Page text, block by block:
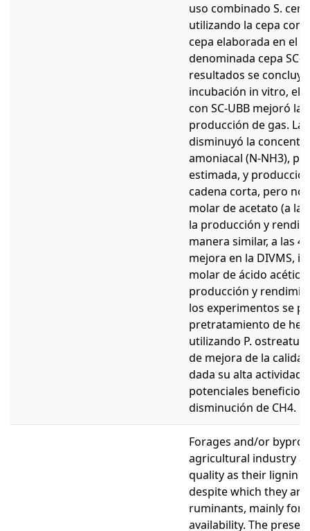
uso combinado S.
utilizando la cepa
cepa elaborada en el
denominada cepa SC-
resultados se
incubación in vitro, el
con SC-UBB mejoró la
producción de gas. La
disminuyó la
amoniacal (N-NH3),
estimada, y
cadena corta, pero
molar de acetato (a
la producción y
manera similar, a las
mejora en la DIVMS,
molar de ácido
producción y
los experimentos se
pretratamiento de
utilizando P.
de mejora de la
dada su alta actividad
potenciales
disminución de CH4.
Forages and/or
agricultural industry
quality as their lignin
despite which they
ruminants, mainly for
availability. The